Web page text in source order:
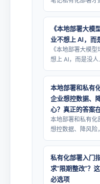
《本地部署大模
业不想上 AI，而
《本地部署大模
想上 AI，而是没人
本地部署和私有
企业想控数据、
心？真正的答案
本地部署和私有化
想控数据、降风险
私有化部署入门
求“限期整改”？
必选项